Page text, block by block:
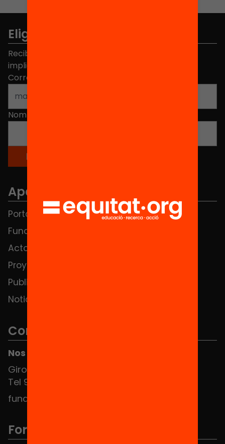
Elige equidad
Recibe contenidos, iniciativas y proyectos para
implicarte.
Correo electrónico
Nombre
Apartados
Portada
Fundación
Actos
Proyectos
Publicaciones y vídeos
Noticias
FAQS
Contacto
Nos puedes encontrar en el HUB Social
Girona 34, interior 08010 Barcelona
Tel 934 588 700
fundacio@equitat.org
Formamos parte de...